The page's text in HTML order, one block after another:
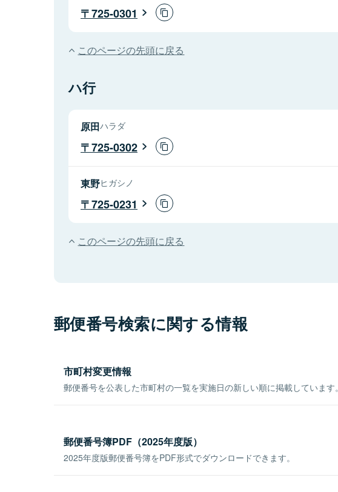
725-0301
このページの先頭に戻る
ハ行
原田ハラダ
725-0302
東野ヒガシノ
725-0231
このページの先頭に戻る
郵便番号検索に関する情報
市町村変更情報
郵便番号を公表した市町村の一覧を実施日の新しい順に掲載しています。
郵便番号簿PDF（2025年度版）
2025年度版郵便番号簿をPDF形式でダウンロードできます。